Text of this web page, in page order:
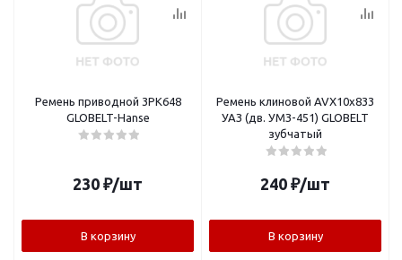
Ремень приводной 3PK648
GLOBELT-Hanse
230 ₽/шт
В корзину
Ремень клиновой AVX10x833
УАЗ (дв. УМЗ-451) GLOBELT
зубчатый
240 ₽/шт
В корзину